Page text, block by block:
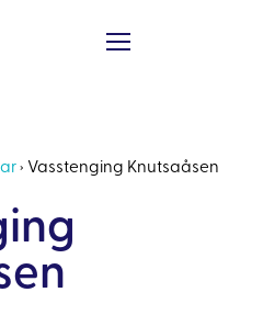
› Vasstenging Knutsaåsen